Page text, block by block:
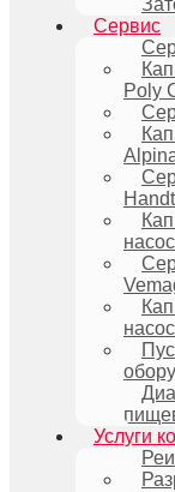
Сервис
Poly
Услуги